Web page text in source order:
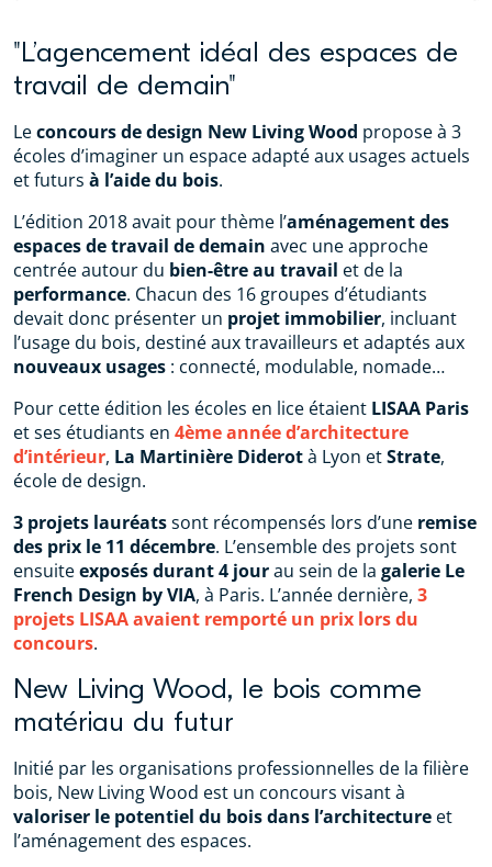
"L’agencement idéal des espaces de
travail de demain"
Leconcours de design New Living Wood propose à 3
écoles d’imaginer un espace adapté aux usages actuels
et futurs à l’aide du bois.
L’édition 2018 avait pour thème l’aménagement des
espaces de travail de demain avec une approche
centrée autour du bien-être au travail et de la
performance. Chacun des 16 groupes d’étudiants
devait donc présenter un projet immobilier, incluant
l’usage du bois, destiné aux travailleurs et adaptés aux
nouveaux usages : connecté, modulable, nomade…
Pour cette édition les écoles en lice étaient LISAA Paris
et ses étudiants en 4ème année d’architecture
d’intérieur, La Martinière Diderotà Lyon etStrate,
école de design.
3 projets lauréatssont récompensés lors d’une remise
des prix le 11 décembre. L’ensemble des projets sont
ensuiteexposés durant 4 jourau sein de la galerie Le
French Design by VIA, à Paris. L’année dernière, 3
projets LISAA avaient remporté un prix lors du
concours.
New Living Wood, le bois comme
matériau du futur
Initié par les organisations professionnelles de la filière
bois, New Living Wood est un concours visant à
valoriser le potentiel du bois dans l’architecture et
l’aménagement des espaces.